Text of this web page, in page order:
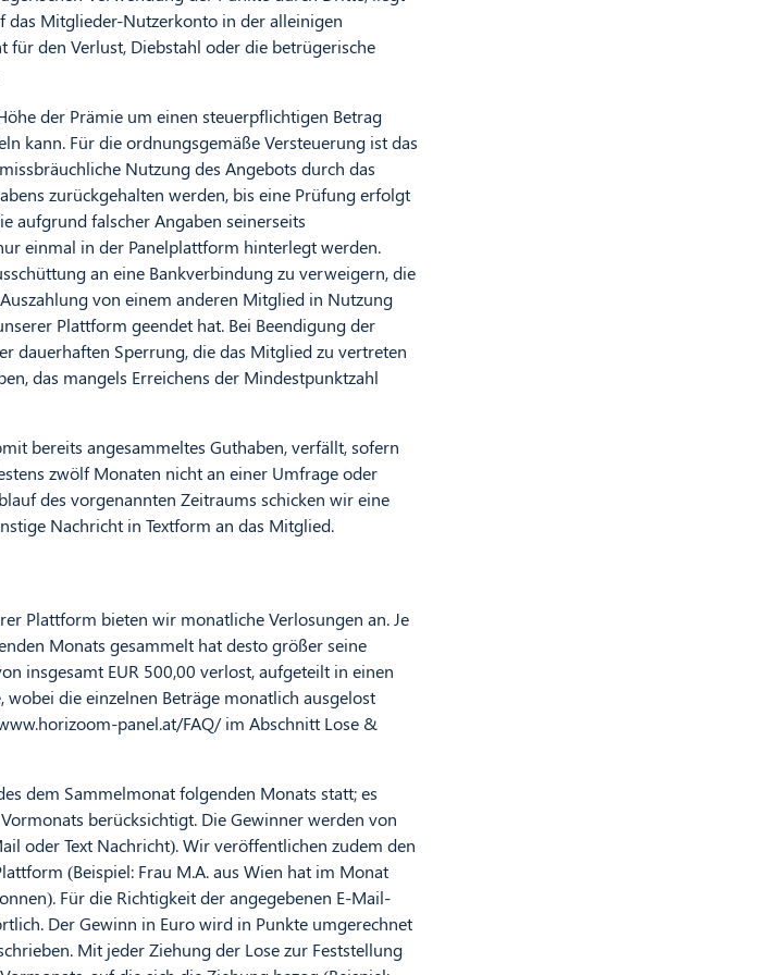
Mitglieder-Nutzerkonto in der alleinigen
den Verlust, Diebstahl oder die betrügerische
der Prämie um einen steuerpflichtigen Betrag
kann. Für die ordnungsgemäße Versteuerung ist das
Nutzung des Angebots durch das
zurückgehalten werden, bis eine Prüfung erfolgt
aufgrund falscher Angaben seinerseits
einmal in der Panelplattform hinterlegt werden.
an eine Bankverbindung zu verweigern, die
von einem anderen Mitglied in Nutzung
Plattform geendet hat. Bei Beendigung der
dauerhaften Sperrung, die das Mitglied zu vertreten
das mangels Erreichens der Mindestpunktzahl
bereits angesammeltes Guthaben, verfällt, sofern
zwölf Monaten nicht an einer Umfrage oder
des vorgenannten Zeitraums schicken wir eine
Nachricht in Textform an das Mitglied.
Plattform bieten wir monatliche Verlosungen an. Je
Monats gesammelt hat desto größer seine
insgesamt EUR 500,00 verlost, aufgeteilt in einen
die einzelnen Beträge monatlich ausgelost
panel.at/FAQ/ im Abschnitt Lose &
dem Sammelmonat folgenden Monats statt; es
berücksichtigt. Die Gewinner werden von
oder Text Nachricht). Wir veröffentlichen zudem den
(Beispiel: Frau M.A. aus Wien hat im Monat
Für die Richtigkeit der angegebenen E-Mail-
Der Gewinn in Euro wird in Punkte umgerechnet
Mit jeder Ziehung der Lose zur Feststellung